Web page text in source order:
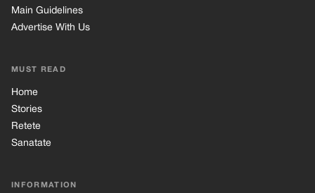
Main Guidelines
Advertise With Us
MUST READ
Home
Stories
Retete
Sanatate
INFORMATION